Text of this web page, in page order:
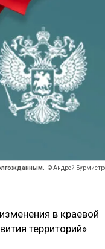
© Андрей
в краевой
территорий»